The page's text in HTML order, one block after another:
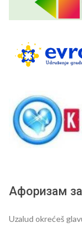
Афоризам
Uzalud okrećeš